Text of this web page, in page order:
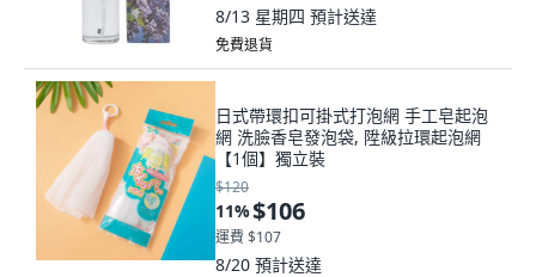
8/13 星期四 預計送達
免費退貨
日式帶環扣可掛式打泡網 手工皂起泡
網 洗臉香皂發泡袋, 陞級拉環起泡網
【1個】獨立裝
$120
11%$106
運費 $107
8/20 預計送達